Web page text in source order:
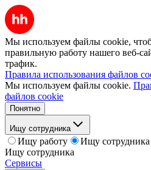
Мы используем файлы cookie,
правильную работу нашего веб-
трафик.
Правила использования файлов
Мы используем файлы cookie.
файлов cookie
Понятно
Ищу сотрудника
Ищу работу
Ищу сотрудника
Ищу сотрудника
Сервисы